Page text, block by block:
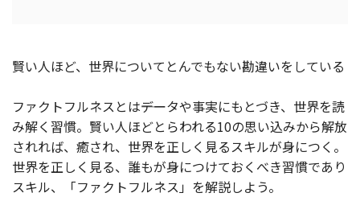
賢い人ほど、世界についてとんでもない勘違いをしている
ファクトフルネスとは――データや事実にもとづき、世界を読
み解く習慣。賢い人ほどとらわれる10の思い込みから解放
されれば、癒され、世界を正しく見るスキルが身につく。
世界を正しく見る、誰もが身につけておくべき習慣であり
スキル、「ファクトフルネス」を解説しよう。